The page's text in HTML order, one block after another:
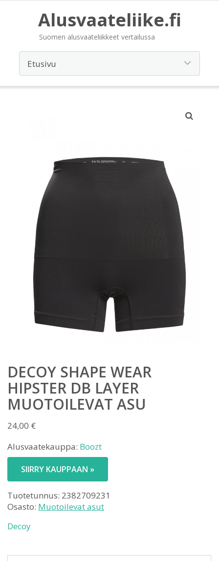
Alusvaateliike.fi
Suomen alusvaateliikkeet vertailussa
DECOY SHAPE WEAR
HIPSTER DB LAYER
MUOTOILEVAT ASU
24,00 €
Alusvaatekauppa: Boozt
SIIRRY KAUPPAAN »
Tuotetunnus: 2382709231
Osasto: Muotoilevat asut
Decoy